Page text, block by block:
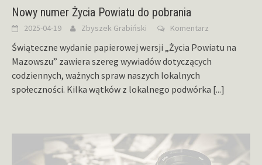
Nowy numer Życia Powiatu do pobrania
2025-04-19 Zbyszek Grabiński Komentarz
Świąteczne wydanie papierowej wersji „Życia Powiatu na
Mazowszu” zawiera szereg wywiadów dotyczących
codziennych, ważnych spraw naszych lokalnych
społeczności. Kilka wątków z lokalnego podwórka [...]